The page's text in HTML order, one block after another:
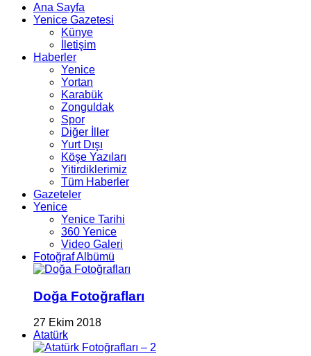
Ana Sayfa
Yenice Gazetesi
Künye
İletişim
Haberler
Yenice
Yortan
Karabük
Zonguldak
Spor
Diğer İller
Yurt Dışı
Köşe Yazıları
Yitirdiklerimiz
Tüm Haberler
Gazeteler
Yenice
Yenice Tarihi
360 Yenice
Video Galeri
Fotoğraf Albümü
Doğa Fotoğrafları
27 Ekim 2018
Atatürk